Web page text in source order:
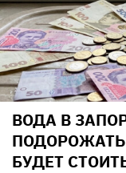
ВОДА В
ПОДОРОЖАТЬ
БУДЕТ